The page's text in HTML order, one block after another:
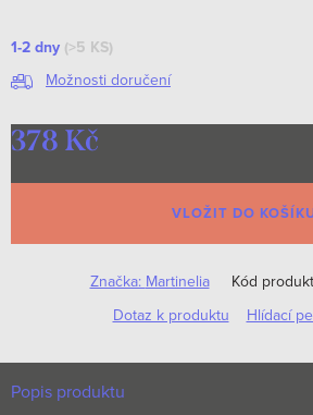
1-2 dny (>5 KS)
Možnosti doručení
378 Kč
cena:
VLOŽIT DO
Značka: Martinelia Kód
Dotaz k produktu
Hlídací
Popis produktu